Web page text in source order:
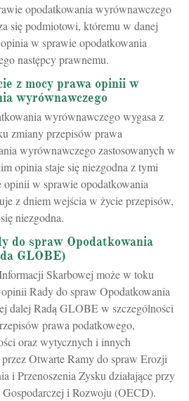
opodatkowania wyrównawczego
się podmiotowi, któremu w danej
w sprawie opodatkowania
następcy prawnemu.
z mocy prawa opinii w
wyrównawczego
wyrównawczego wygasa z
zmiany przepisów prawa
wyrównawczego zastosowanych w
opinia staje się niezgodna z tymi
opinii w sprawie opodatkowania
z dniem wejścia w życie przepisów,
niezgodna.
do spraw Opodatkowania
GLOBE)
Skarbowej może w toku
Rady do spraw Opodatkowania
dalej Radą GLOBE w szczególności
prawa podatkowego,
oraz wytycznych i innych
Otwarte Ramy do spraw Erozji
i Przenoszenia Zysku działające przy
i Rozwoju (OECD).